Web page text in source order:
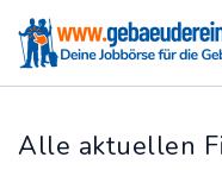
Alle aktuellen